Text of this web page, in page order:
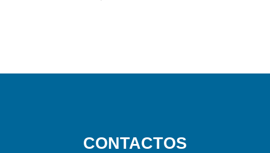
CONTACTOS